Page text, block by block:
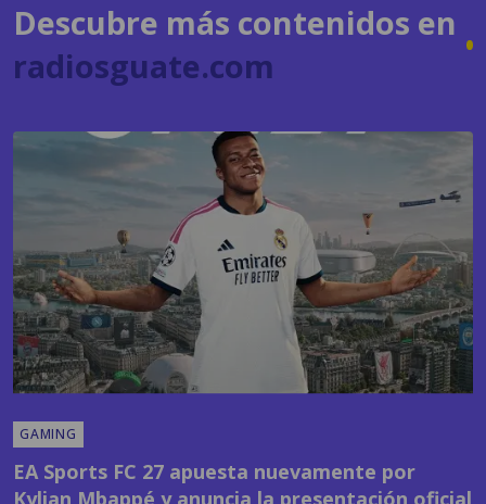
Descubre más contenidos en
radiosguate.com
GAMING
EA Sports FC 27 apuesta nuevamente por
Kylian Mbappé y anuncia la presentación oficial